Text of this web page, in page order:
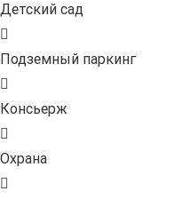
Детский сад
Подземный паркинг
Консьерж
Охрана